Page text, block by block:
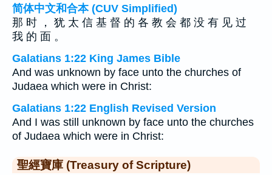
简体中文和合本 (CUV Simplified)
那 时 ， 犹 太 信 基 督 的 各 教 会 都 没 有 见 过
我 的 面 。
Galatians 1:22 King James Bible
And was unknown by face unto the churches of
Judaea which were in Christ:
Galatians 1:22 English Revised Version
And I was still unknown by face unto the churches
of Judaea which were in Christ:
聖經寶庫 (Treasury of Scripture)